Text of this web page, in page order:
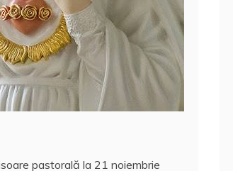
pastorală la 21 noiembrie